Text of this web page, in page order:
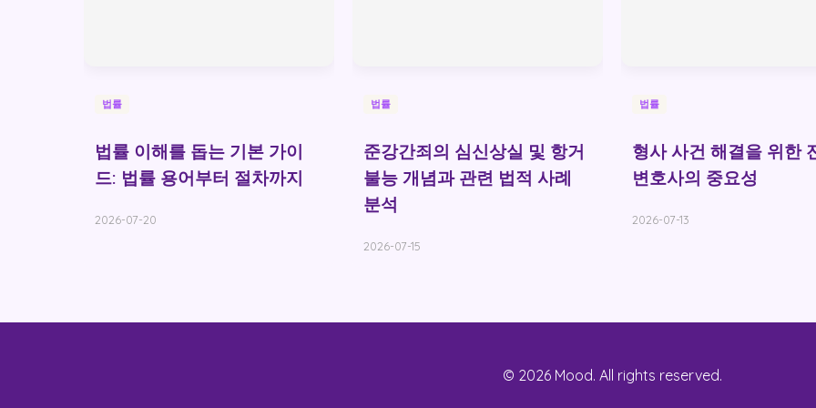
법률
법률 이해를 돕는 기본 가이
드: 법률 용어부터 절차까지
2026-07-20
법률
준강간죄의 심신상실 및 항거
불능 개념과 관련 법적 사례
분석
2026-07-15
법률
형사 사건 해결을 위한
변호사의 중요성
2026-07-13
© 2026 Mood. All rights reserved.